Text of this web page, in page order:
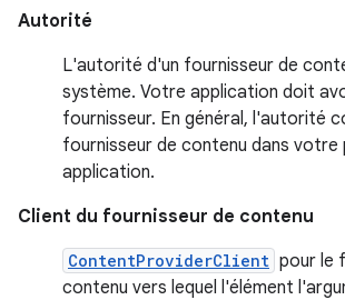
Autorité
L'autorité d'un fournisseur de
système. Votre application doit
fournisseur. En général, l'autorité
fournisseur de contenu dans votre
application.
Client du fournisseur de contenu
ContentProviderClient pour le
contenu vers lequel l'élément